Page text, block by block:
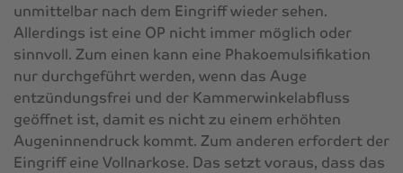
unmittelbar nach dem Eingriff wieder sehen.
Allerdings ist eine OP nicht immer möglich oder
sinnvoll. Zum einen kann eine Phakoemulsifikation
nur durchgeführt werden, wenn das Auge
entzündungsfrei und der Kammerwinkelabfluss
geöffnet ist, damit es nicht zu einem erhöhten
Augeninnendruck kommt. Zum anderen erfordert der
Eingriff eine Vollnarkose. Das setzt voraus, dass das